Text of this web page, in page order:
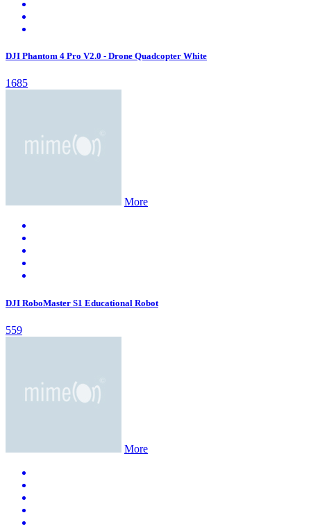
DJI Phantom 4 Pro V2.0 - Drone Quadcopter White
1685
More
DJI RoboMaster S1 Educational Robot
559
More